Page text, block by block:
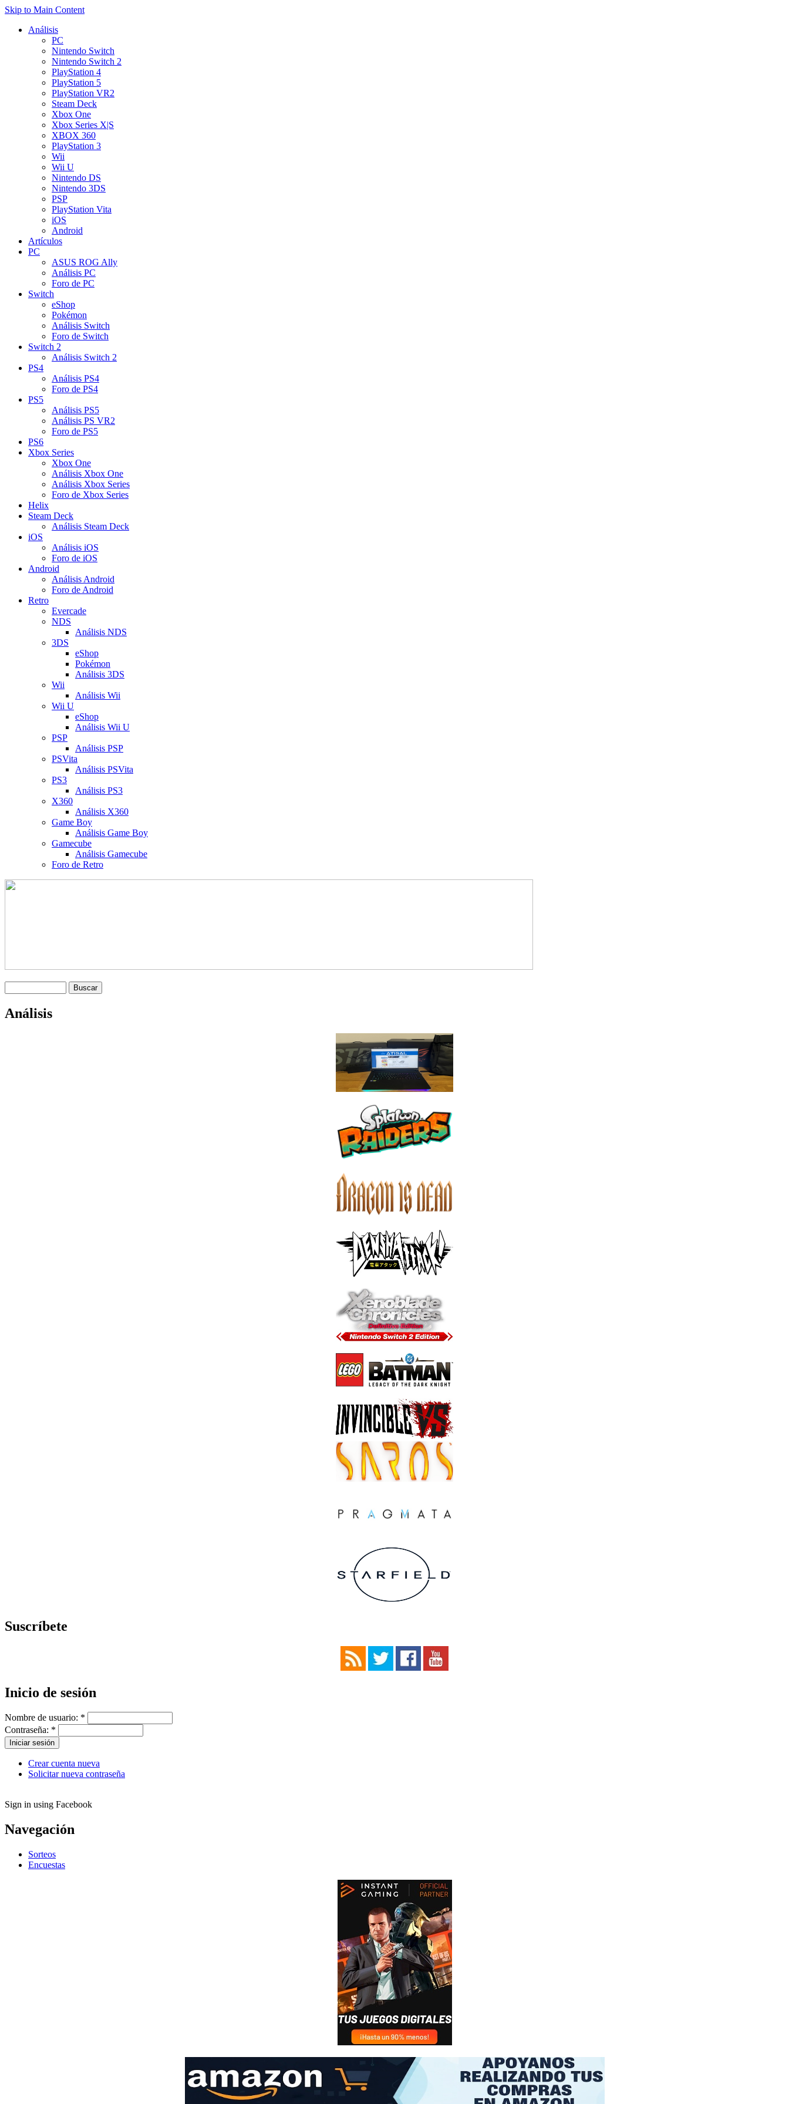
Skip to Main Content
Análisis
PC
Nintendo Switch
Nintendo Switch 2
PlayStation 4
PlayStation 5
PlayStation VR2
Steam Deck
Xbox One
Xbox Series X|S
XBOX 360
PlayStation 3
Wii
Wii U
Nintendo DS
Nintendo 3DS
PSP
PlayStation Vita
iOS
Android
Artículos
PC
ASUS ROG Ally
Análisis PC
Foro de PC
Switch
eShop
Pokémon
Análisis Switch
Foro de Switch
Switch 2
Análisis Switch 2
PS4
Análisis PS4
Foro de PS4
PS5
Análisis PS5
Análisis PS VR2
Foro de PS5
PS6
Xbox Series
Xbox One
Análisis Xbox One
Análisis Xbox Series
Foro de Xbox Series
Helix
Steam Deck
Análisis Steam Deck
iOS
Análisis iOS
Foro de iOS
Android
Análisis Android
Foro de Android
Retro
Evercade
NDS
Análisis NDS
3DS
eShop
Pokémon
Análisis 3DS
Wii
Análisis Wii
Wii U
eShop
Análisis Wii U
PSP
Análisis PSP
PSVita
Análisis PSVita
PS3
Análisis PS3
X360
Análisis X360
Game Boy
Análisis Game Boy
Gamecube
Análisis Gamecube
Foro de Retro
Análisis
Suscríbete
Inicio de sesión
Nombre de usuario: *
Contraseña: *
Crear cuenta nueva
Solicitar nueva contraseña
Sign in using Facebook
Navegación
Sorteos
Encuestas